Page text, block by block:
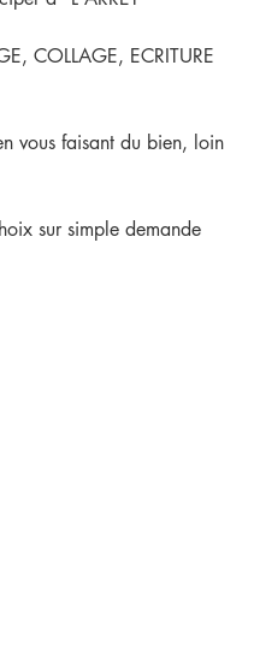
COLLAGE, ECRITURE
vous faisant du bien, loin
sur simple demande